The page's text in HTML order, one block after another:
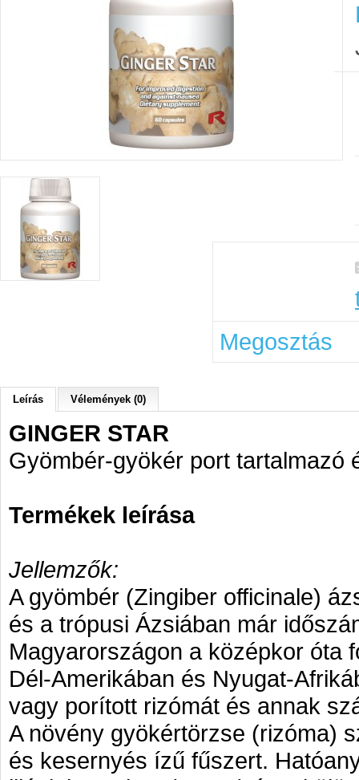
Megosztás
Leírás Vélemények (0)
GINGER STAR
Gyömbér-gyökér port tartalmazó
Termékek leírása
Jellemzők:
A gyömbér (Zingiber officinale)
és a trópusi Ázsiában már
Magyarországon a középkor óta
Dél-Amerikában és Nyugat-
vagy porított rizómát és annak
A növény gyökértörzse (rizóma)
és kesernyés ízű fűszert.